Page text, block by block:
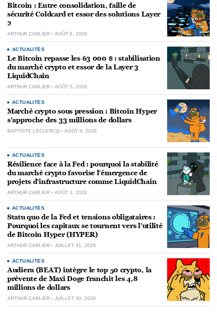
Bitcoin : Entre consolidation, faille de
sécurité Coldcard et essor des solutions Layer
2
ARTHUR CARLIER AOÛT 6, 2026
ACTUALITÉS
Le Bitcoin repasse les 63 000 $ : stabilisation
du marché crypto et essor de la Layer 3
LiquidChain
ARTHUR CARLIER AOÛT 5, 2026
ACTUALITÉS
Marché crypto sous pression : Bitcoin Hyper
s’approche des 33 millions de dollars
BAPTISTE LECLERCQ AOÛT 4, 2026
ACTUALITÉS
Résilience face à la Fed : pourquoi la stabilité
du marché crypto favorise l’émergence de
projets d’infrastructure comme LiquidChain
ARTHUR CARLIER AOÛT 3, 2026
ACTUALITÉS
Statu quo de la Fed et tensions obligataires :
Pourquoi les capitaux se tournent vers l’utilité
de Bitcoin Hyper (HYPER)
ARTHUR CARLIER JUILLET 31, 2026
ACTUALITÉS
Audiera (BEAT) intègre le top 50 crypto, la
prévente de Maxi Doge franchit les 4,8
millions de dollars
ARTHUR CARLIER JUILLET 30, 2026